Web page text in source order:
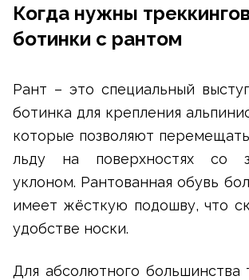
Когда нужны
ботинки с рантом
Рант – это специальный
ботинка для крепления
которые позволяют
льду на поверхностях со
уклоном. Рантованная обувь
имеет жёсткую подошву, что
удобстве носки.
Для абсолютного большинства